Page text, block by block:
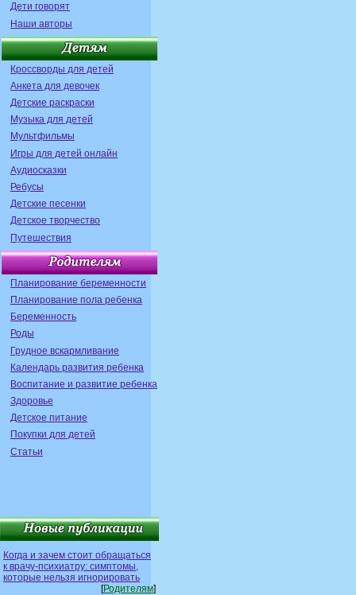
Дети говорят
Наши авторы
Кроссворды для детей
Анкета для девочек
Детские раскраски
Музыка для детей
Мультфильмы
Игры для детей онлайн
Аудиосказки
Ребусы
Детские песенки
Детское творчество
Путешествия
Планирование беременности
Планирование пола ребенка
Беременность
Роды
Грудное вскармливание
Календарь развития ребенка
Воспитание и развитие ребенка
Здоровье
Детское питание
Покупки для детей
Статьи
Когда и зачем стоит обращаться
к врачу-психиатру: симптомы,
которые нельзя игнорировать
[Родителям]